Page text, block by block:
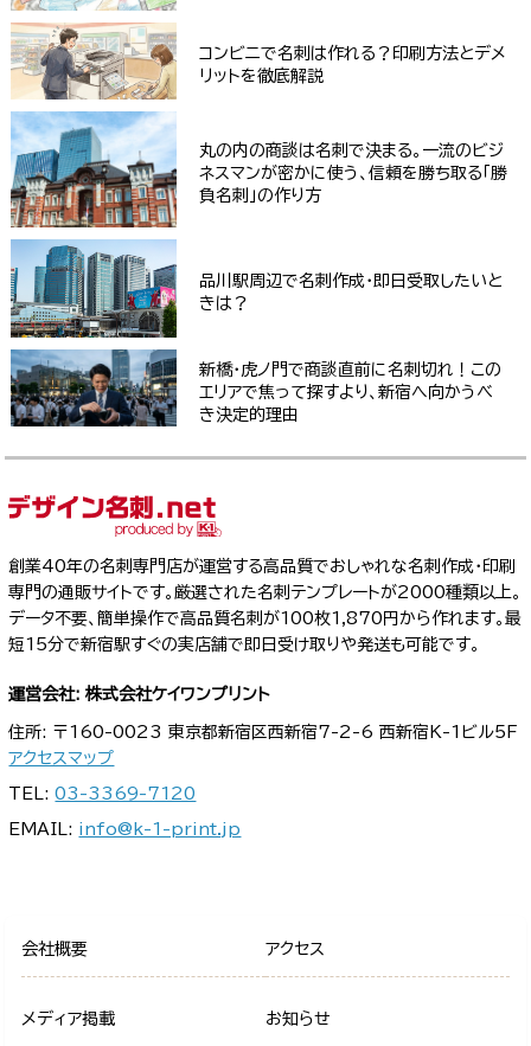
コンビニで名刺は作れる？印刷方法とデメ
リットを徹底解説
丸の内の商談は名刺で決まる。一流のビジ
ネスマンが密かに使う、信頼を勝ち取る「勝
負名刺」の作り方
品川駅周辺で名刺作成・即日受取したいと
きは？
新橋・虎ノ門で商談直前に名刺切れ！この
エリアで焦って探すより、新宿へ向かうべ
き決定的理由
創業40年の名刺専門店が運営する高品質でおしゃれな名刺作成・印刷
専門の通販サイトです。厳選された名刺テンプレートが2000種類以上。
データ不要、簡単操作で高品質名刺が100枚1,870円から作れます。最
短15分で新宿駅すぐの実店舗で即日受け取りや発送も可能です。
運営会社: 株式会社ケイワンプリント
住所: 〒160-0023 東京都新宿区西新宿7-2-6 西新宿K-1ビル5F
アクセスマップ
TEL:03-3369-7120
EMAIL: info@k-1-print.jp
会社概要 アクセス
メディア掲載 お知らせ